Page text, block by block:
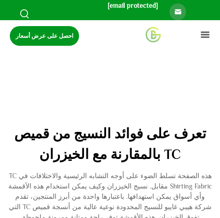
[email protected]
احصل على عرض أسعار
تعرف على فوائد النسيج من قميص
TC بالمقارنة مع الخيزران
هذه الصفحة تسلط الضوء على أوجه التشابه الرئيسية والاختلافات في TC
Shirting Fabric مقابل. نسيج الخيزران وكيف يمكن استخدام هذه الأقمشة
وأي أسواق يمكن استهدافها. باعتبارها واحدة من أبرز المنتجين، تقدم
شركة هيبي غايبو للنسيج المحدودة نوعية عالية من أنسجة قميص TC التي